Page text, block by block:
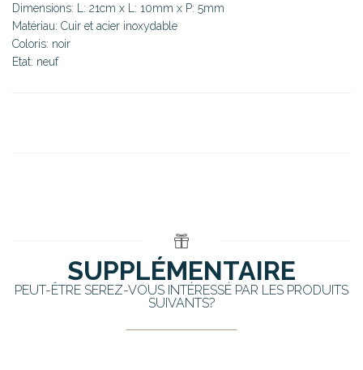
Dimensions: L: 21cm x L: 10mm x P: 5mm
Matériau: Cuir et acier inoxydable
Coloris: noir
Etat: neuf
SUPPLÉMENTAIRE
PEUT-ÊTRE SEREZ-VOUS INTÉRESSÉ PAR LES PRODUITS
SUIVANTS?